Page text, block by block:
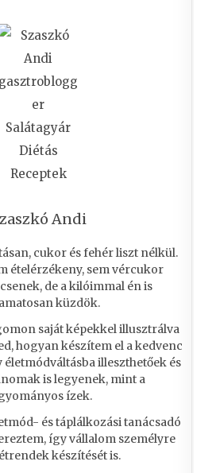
Andi
cukor és fehér liszt nélkül.
ételérzékeny, sem vércukor
de a kilóimmal én is
küzdök.
saját képekkel illusztrálva
hogyan készítem el a kedvenc
életmódváltásba illeszthetőek és
is legyenek, mint a
ízek.
és táplálkozási tanácsadó
így vállalom személyre
készítését is.